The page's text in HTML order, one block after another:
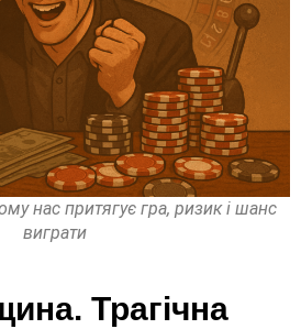
нас притягує гра, ризик і шанс
виграти
Трагічна